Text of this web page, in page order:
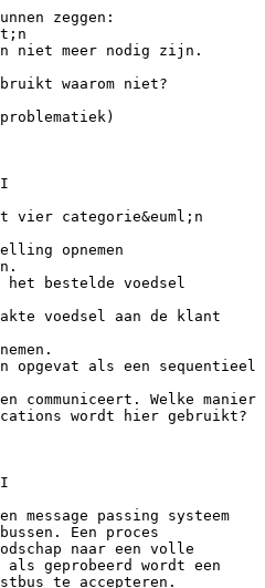
zeggen:
niet meer nodig zijn.
waarom niet?
vier categorie&euml;n
opnemen
bestelde voedsel
voedsel aan de klant
opgevat als een sequentieel
communiceert. Welke manier
wordt hier gebruikt?
message passing systeem
Een proces
naar een volle
geprobeerd wordt een
te accepteren.